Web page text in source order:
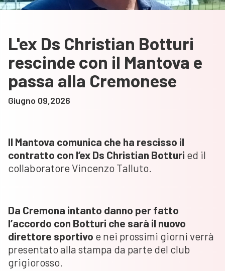
L'ex Ds Christian Botturi
rescinde con il Mantova e
passa alla Cremonese
Giugno 09,2026
Il Mantova comunica che ha rescisso il
contratto con l’ex Ds Christian Botturi ed il
collaboratore Vincenzo Talluto.
Da Cremona intanto danno per fatto
l’accordo con Botturi che sarà il nuovo
direttore sportivo e nei prossimi giorni verrà
presentato alla stampa da parte del club
grigiorosso.